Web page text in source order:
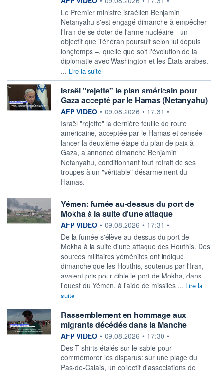
Le Premier ministre israélien Benjamin
Netanyahu s'est engagé dimanche à empêcher
l'Iran de se doter de l'arme nucléaire - un
objectif que Téhéran poursuit selon lui depuis
longtemps –, quelle que soit l'évolution de la
diplomatie avec Washington et les États arabes.
... Lire la suite
Israël "rejette" le plan américain pour
Gaza accepté par le Hamas (Netanyahu)
information fournie par
AFP VIDEO • 09.08.2026 • 17:31 •
Israël "rejette" la dernière feuille de route
américaine, acceptée par le Hamas et censée
lancer la deuxième étape du plan de paix à
Gaza, a annoncé dimanche Benjamin
Netanyahu, conditionnant tout retrait de ses
troupes à un "véritable" désarmement du
Hamas.
Yémen: fumée au-dessus du port de
Mokha à la suite d'une attaque
information fournie par
AFP VIDEO • 09.08.2026 • 17:31 •
De la fumée s'élève au-dessus du port de
Mokha à la suite d'une attaque des Houthis. Des
sources militaires yéménites ont indiqué
dimanche que les Houthis, soutenus par l'Iran,
avaient pris pour cible le port de Mokha, dans
l'ouest du Yémen, à l'aide de missiles ... Lire la
suite
Rassemblement en hommage aux
migrants décédés dans la Manche
information fournie par
AFP VIDEO • 09.08.2026 • 17:30 •
Des T-shirts étalés sur le sable pour
commémorer les disparus: sur une plage du
Pas-de-Calais, un collectif d'associations de